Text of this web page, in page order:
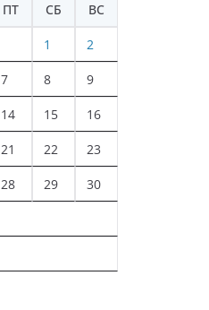
ПТ СБ ВС
1 2
7 8 9
14 15 16
21 22 23
28 29 30